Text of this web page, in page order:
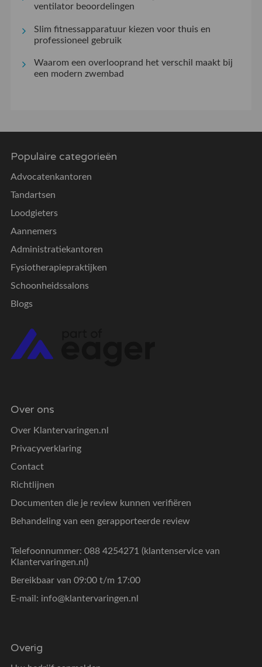
ventilator beoordelingen
Slim fitnessapparatuur kiezen voor thuis en
professioneel gebruik
Waarom een overlooprand het verschil maakt bij
een modern zwembad
Populaire categorieën
Advocatenkantoren
Tandartsen
Loodgieters
Aannemers
Administratiekantoren
Fysiotherapiepraktijken
Schoonheidssalons
Blogs
Over ons
Over Klantervaringen.nl
Privacyverklaring
Contact
Richtlijnen
Documenten die je review kunnen verifiëren
Behandeling van een gerapporteerde review
Telefoonnummer: 088 4254271 (klantenservice van
Klantervaringen.nl)
Bereikbaar van 09:00 t/m 17:00
E-mail: info@klantervaringen.nl
Overig